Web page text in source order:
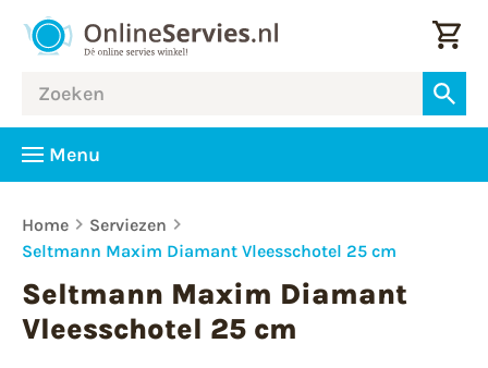
Menu
Home
Serviezen
Seltmann Maxim Diamant Vleesschotel 25 cm
Seltmann Maxim Diamant
Vleesschotel 25 cm